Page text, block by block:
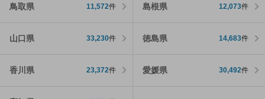
鳥取県 11,572件 島根県 12,073件
山口県 33,230件 徳島県 14,683件
香川県 23,372件 愛媛県 30,492件